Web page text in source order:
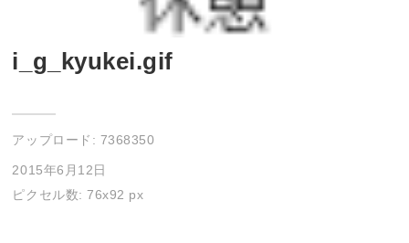
i_g_kyukei.gif
アップロード: 7368350
2015年6月12日
ピクセル数: 76x92 px